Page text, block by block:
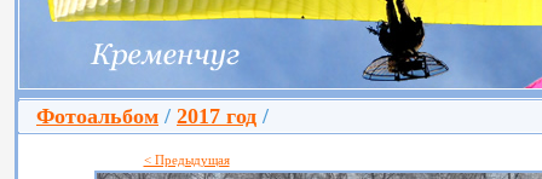
Фотоальбом / 2017 год /
< Предыдущая